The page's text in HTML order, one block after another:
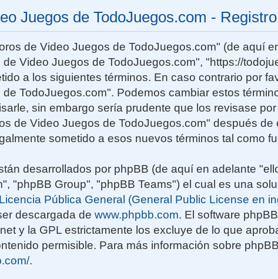
Juegos de TodoJuegos.com - Registro
de Video Juegos de TodoJuegos.com" (de aquí
Video Juegos de TodoJuegos.com", "https://
a los siguientes términos. En caso contrario por
TodoJuegos.com". Podemos cambiar estos
sin embargo sería prudente que los revisase
de Video Juegos de TodoJuegos.com" después
sometido a esos nuevos términos tal como
desarrollados por phpBB (de aquí en adelante
"phpBB Group", "phpBB Teams") el cual es una
Licencia Pública General (General Public License en
descargada de www.phpbb.com. El software
y la GPL estrictamente los excluye de lo que
permisible. Para más información sobre
.